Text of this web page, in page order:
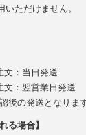
ただけません。
文：当日発送
文：翌営業日発送
後の発送となります
る場合】